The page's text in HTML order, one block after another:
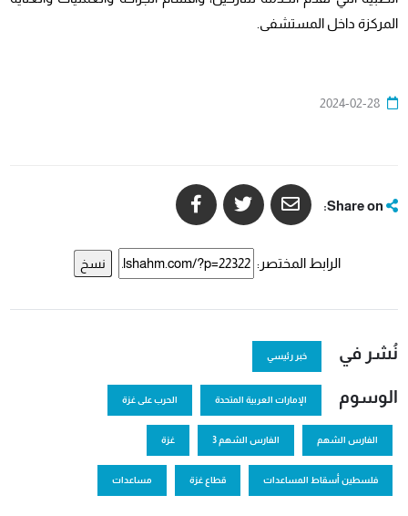
المركزة داخل المستشفى.
2024-02-28
الرابط المختصر: نسخ
نُشر في خبر رئيسي
الوسوم الإمارات العربية المتحدة الحرب على غزة
الفارس الشهم الفارس الشهم 3 غزة
فلسطين أسقاط المساعدات قطاع غزة مساعدات